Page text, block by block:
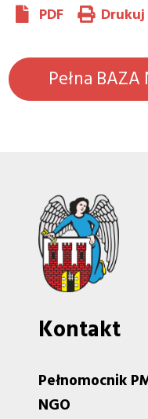
PDF Drukuj
Pełna BAZA
Kontakt
Pełnomocnik
NGO